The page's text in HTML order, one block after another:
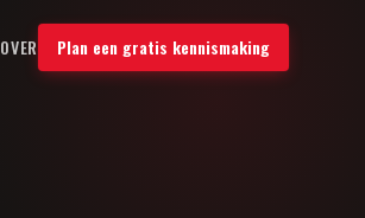
OVER Plan een gratis kennismaking